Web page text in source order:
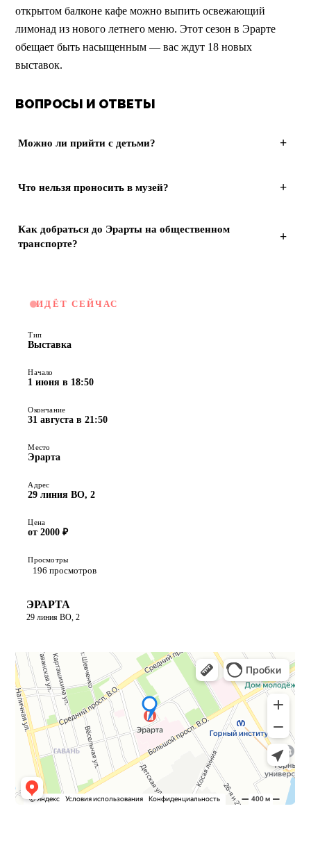
открытом балконе кафе можно выпить освежающий
лимонад из нового летнего меню. Этот сезон в Эрарте
обещает быть насыщенным — вас ждут 18 новых
выставок.
ВОПРОСЫ И ОТВЕТЫ
Можно ли прийти с детьми? +
Что нельзя проносить в музей? +
Как добраться до Эрарты на общественном
транспорте?
+
ИДЁТ СЕЙЧАС
Тип
Выставка
Начало
1 июня в 18:50
Окончание
31 августа в 21:50
Место
Эрарта
Адрес
29 линия ВО, 2
Цена
от 2000 ₽
Просмотры
196 просмотров
ЭРАРТА
29 линия ВО, 2